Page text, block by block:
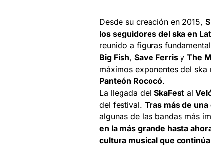
Desde su creación en 2015,
los seguidores del ska en
reunido a figuras
Big Fish, Save Ferris y The
máximos exponentes del
Panteón Rococó.
La llegada del SkaFest al
del festival. Tras más de
algunas de las bandas más
en la más grande hasta
cultura musical que